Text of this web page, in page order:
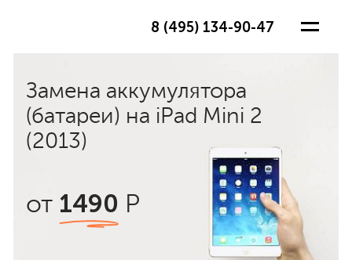
8 (495) 134-90-47
Замена аккумулятора
(батареи) на iPad Mini 2
(2013)
от 1490 Р